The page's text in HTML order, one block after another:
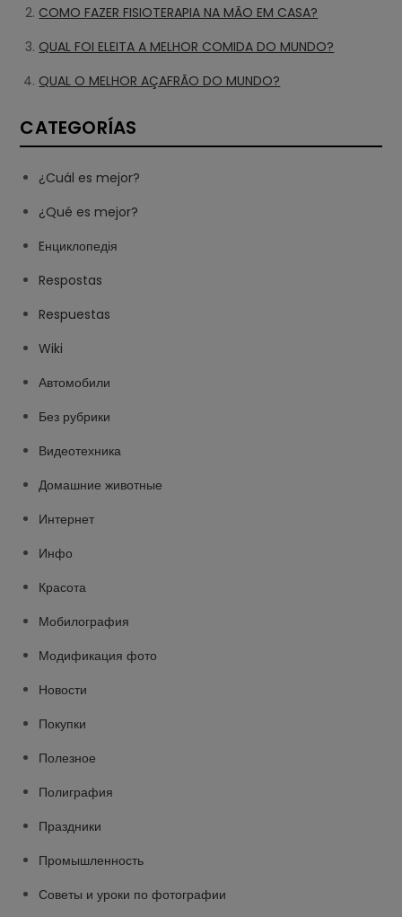
COMO FAZER FISIOTERAPIA NA MÃO EM CASA?
QUAL FOI ELEITA A MELHOR COMIDA DO MUNDO?
QUAL O MELHOR AÇAFRÃO DO MUNDO?
CATEGORÍAS
¿Cuál es mejor?
¿Qué es mejor?
Eнциклопедія
Respostas
Respuestas
Wiki
Автомобили
Без рубрики
Видеотехника
Домашние животные
Интернет
Инфо
Красота
Мобилография
Модификация фото
Новости
Покупки
Полезное
Полиграфия
Праздники
Промышленность
Советы и уроки по фотографии